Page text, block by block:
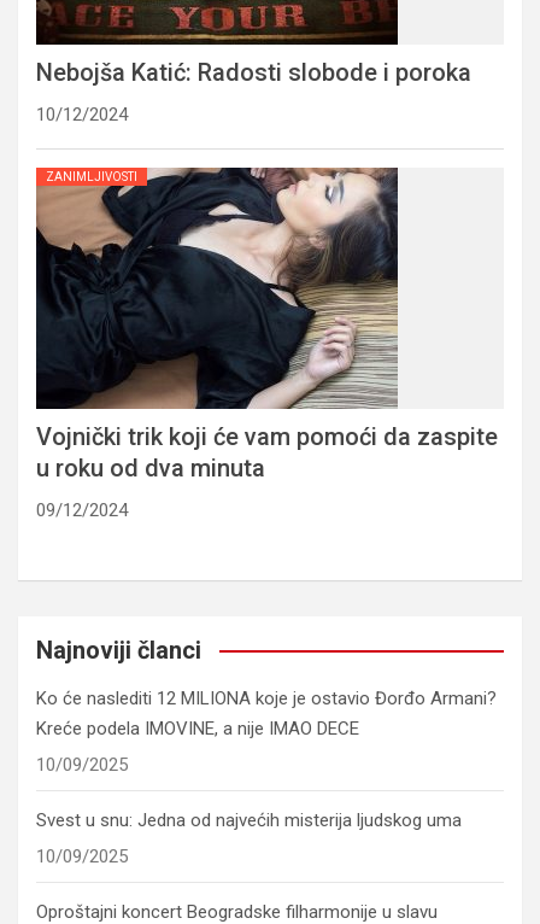
Nebojša Katić: Radosti slobode i poroka
10/12/2024
ZANIMLJIVOSTI
Vojnički trik koji će vam pomoći da zaspite
u roku od dva minuta
09/12/2024
Najnoviji članci
Ko će naslediti 12 MILIONA koje je ostavio Đorđo Armani?
Kreće podela IMOVINE, a nije IMAO DECE
10/09/2025
Svest u snu: Jedna od najvećih misterija ljudskog uma
10/09/2025
Oproštajni koncert Beogradske filharmonije u slavu